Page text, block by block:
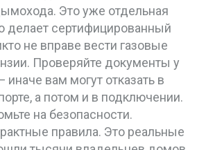
Это уже отдельная
делает сертифицированный
не вправе вести газовые
Проверяйте документы у
иначе вам могут отказать в
а потом и в подключении.
на безопасности.
правила. Это реальные